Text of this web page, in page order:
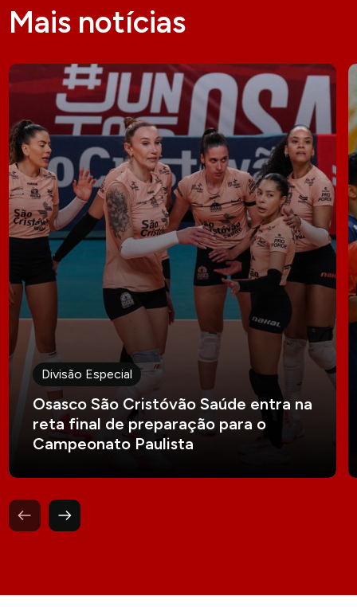
Mais notícias
Divisão Especial
Osasco São Cristóvão Saúde entra na
reta final de preparação para o
Campeonato Paulista